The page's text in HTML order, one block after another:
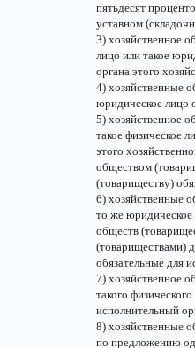
пятьдесят
уставном
3) хозяйственное
лицо или такое
органа этого
4) хозяйственные
юридическое лицо
5) хозяйственное
такое физическое
этого
обществом
(товариществу)
6) хозяйственные
то же юридическое
обществ
(товариществами)
обязательные для
7) хозяйственное
такого
исполнительный
8) хозяйственные
по предложению